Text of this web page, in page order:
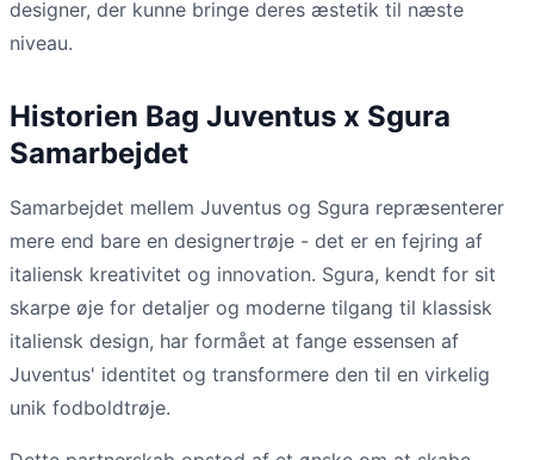
designer, der kunne bringe deres æstetik til næste
niveau.
Historien Bag Juventus x Sgura
Samarbejdet
Samarbejdet mellem Juventus og Sgura repræsenterer
mere end bare en designertrøje - det er en fejring af
italiensk kreativitet og innovation. Sgura, kendt for sit
skarpe øje for detaljer og moderne tilgang til klassisk
italiensk design, har formået at fange essensen af
Juventus' identitet og transformere den til en virkelig
unik fodboldtrøje.